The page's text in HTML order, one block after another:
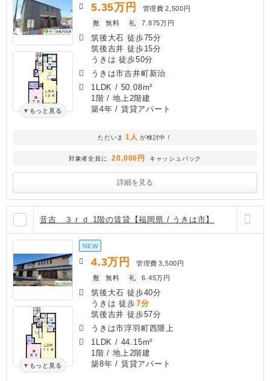
もっと見る
5.35万円 管理費 2,500円
敷
無料 礼 7.875万円
筑後大石 徒歩75分
筑後吉井 徒歩15分
うきは 徒歩50分
うきは市吉井町新治
1LDK / 50.08m²
1階 / 地上2階建
築4年 / 賃貸アパート
ただいま 1人 が検討中！
対象者全員に 20,000円 キャッシュバック
詳細を見る
音吉 ３ｒｄ 1階の賃貸【福岡県 / うきは市】
もっと見る
NEW
4.3万円 管理費 3,500円
敷
無料 礼 6.45万円
筑後大石 徒歩40分
うきは 徒歩7分
筑後吉井 徒歩57分
うきは市浮羽町西隈上
1LDK / 44.15m²
1階 / 地上2階建
築8年 / 賃貸アパート